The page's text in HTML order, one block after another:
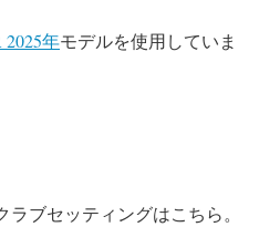
年モデルを使用していま
ブセッティングはこちら。